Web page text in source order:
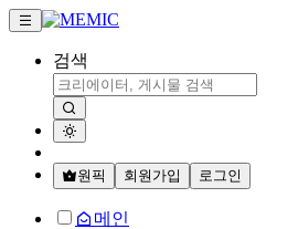
검색
원픽 회원가입 로그인
메인